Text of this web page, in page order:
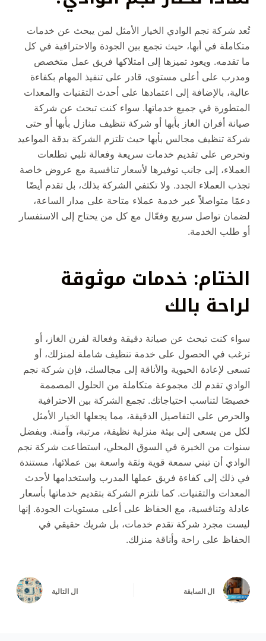
تُعد شركة نجم الوادي الخيار الأمثل لمن يبحث عن خدمات
متكاملة في أبها، حيث تجمع بين الجودة والاحترافية في كل
ما تقدمه. ويعود تميزها إلى امتلاكها فريق عمل متخصص
ومدرب على أعلى مستوى، قادر على تنفيذ المهام بكفاءة
عالية، بالإضافة إلى اعتمادها على أحدث التقنيات والمعدات
المتطورة في جميع خدماتها. سواء كنت تبحث عن شركة
صيانة أفران الغاز بأبها أو شركة تنظيف منازل بأبها أو حتى
شركة تنظيف مجالس بأبها حيث تلتزم الشركة بدقة المواعيد
وتحرص على تقديم خدمات سريعة وفعالة تلبي تطلعات
العملاء، إلى جانب توفيرها لأسعار تنافسية مع عروض خاصة
تجذب العملاء الجدد. ولا تكتفي الشركة بذلك، بل تقدم أيضًا
دعمًا متواصلاً عبر خدمة عملاء متاحة على مدار الساعة،
لضمان تواصل سريع وفعّال مع كل من يحتاج إلى الاستفسار
أو طلب الخدمة.
الختام: خدمات موثوقة
لراحة بالك
سواء كنت تبحث عن صيانة دقيقة وفعالة لفرن الغاز، أو
ترغب في الحصول على خدمة تنظيف شاملة لمنزلك، أو
تسعى لإعادة الحيوية والأناقة إلى مجالسك، فإن شركة نجم
الوادي تقدم لك مجموعة متكاملة من الحلول المصممة
خصيصًا لتناسب احتياجاتك. تجمع الشركة بين الاحترافية
والحرص على التفاصيل الدقيقة، مما يجعلها الخيار الأمثل
لكل من يسعى إلى بيئة منزلية نظيفة، مرتبة، وآمنة. وبفضل
سنوات من الخبرة في السوق المحلي، استطاعت شركة نجم
الوادي أن تبني سمعة قوية وثقة واسعة بين عملائها، مستندة
في ذلك إلى كفاءة فريق عملها المدرب واستخدامها لأحدث
المعدات والتقنيات. كما تلتزم الشركة بتقديم خدماتها بأسعار
عادلة وتنافسية، مع الحفاظ على أعلى مستويات الجودة. إنها
ليست مجرد شركة تقدم خدمات، بل شريك حقيقي في
الحفاظ على راحة وأناقة منزلك.
ال السابقة ال التالية